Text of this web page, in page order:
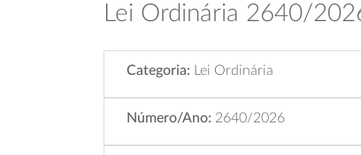
Lei Ordinária 2640/
Categoria: Lei Ordinária
Número/Ano: 2640/2026